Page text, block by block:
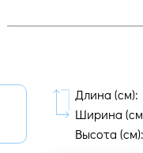
Длина (cм):
Ширина
Высота (cм):